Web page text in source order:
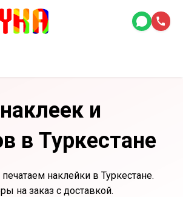
и
в Туркестане
наклейки в Туркестане.
на заказ с доставкой.